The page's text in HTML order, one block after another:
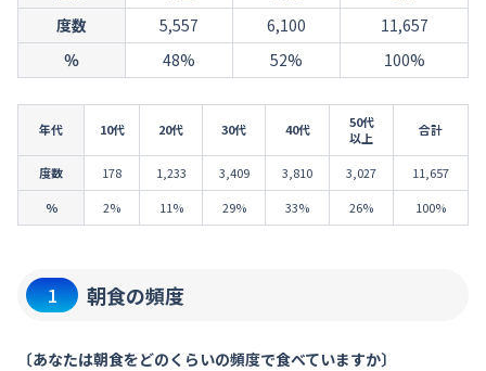
度数
5,557 6,100
11,657
％
48% 52% 100%
年代 10代 20代 30代 40代
50代
以上
合計
度数 178 1,233 3,409 3,810 3,027
11,657
％
2% 11% 29% 33% 26% 100%
1 朝食の頻度
〔あなたは朝食をどのくらいの頻度で食べていますか〕